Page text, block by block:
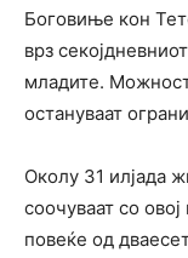
Боговиње кон
врз
младите.
остануваат
Околу 31 илјада
соочуваат со
повеќе од